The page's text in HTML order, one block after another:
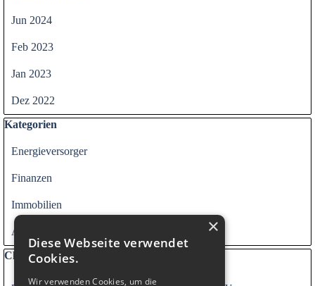
Jun 2024
Feb 2023
Jan 2023
Dez 2022
Block überspringen Kategorien
Kategorien
Energieversorger
Finanzen
Immobilien
Alle Kategorien
Block überspringen Clouds
Clouds
×
Diese Webseite verwendet
Cookies.
Wir verwenden Cookies, um die